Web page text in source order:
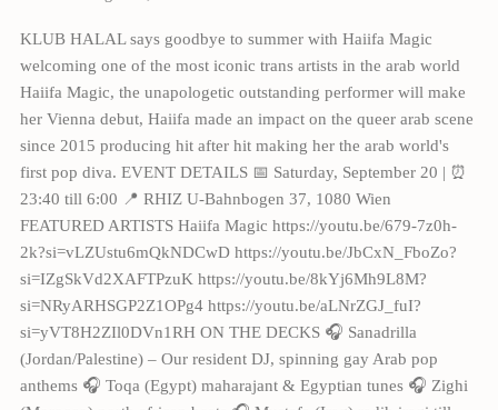
KLUB HALAL says goodbye to summer with Haiifa Magic
welcoming one of the most iconic trans artists in the arab world
Haiifa Magic, the unapologetic outstanding performer will make
her Vienna debut, Haiifa made an impact on the queer arab scene
since 2015 producing hit after hit making her the arab world's
first pop diva. EVENT DETAILS 📅 Saturday, September 20 | ⏰
23:40 till 6:00 📍 RHIZ U-Bahnbogen 37, 1080 Wien
FEATURED ARTISTS Haiifa Magic https://youtu.be/679-7z0h-
2k?si=vLZUstu6mQkNDCwD https://youtu.be/JbCxN_FboZo?
si=IZgSkVd2XAFTPzuK https://youtu.be/8kYj6Mh9L8M?
si=NRyARHSGP2Z1OPg4 https://youtu.be/aLNrZGJ_fuI?
si=yVT8H2ZIl0DVn1RH ON THE DECKS 🎧 Sanadrilla
(Jordan/Palestine) – Our resident DJ, spinning gay Arab pop
anthems 🎧 Toqa (Egypt) maharajant & Egyptian tunes 🎧 Zighi